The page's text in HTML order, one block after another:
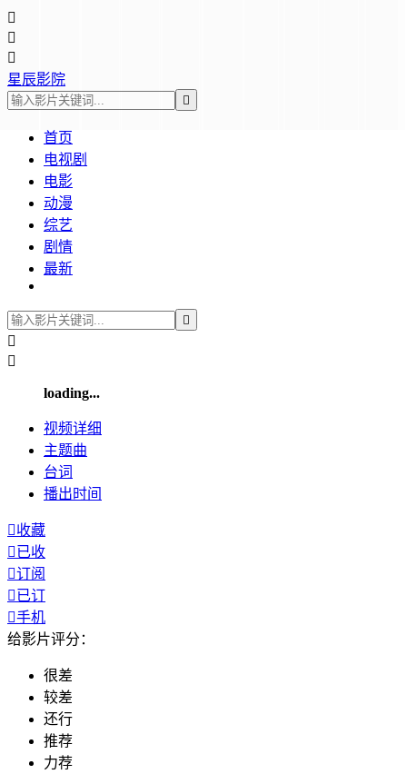



星辰影院

首页
电视剧
电影
动漫
综艺
剧情
最新



loading...
视频详细
主题曲
台词
播出时间
收藏
已收
订阅
已订
手机
给影片评分：
很差
较差
还行
推荐
力荐